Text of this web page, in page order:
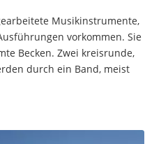
Musikinstrumente,
vorkommen. Sie
Becken. Zwei kreisrunde,
durch ein Band, meist